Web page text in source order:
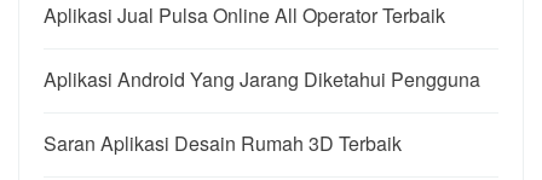
Aplikasi Jual Pulsa Online All Operator Terbaik
Aplikasi Android Yang Jarang Diketahui Pengguna
Saran Aplikasi Desain Rumah 3D Terbaik